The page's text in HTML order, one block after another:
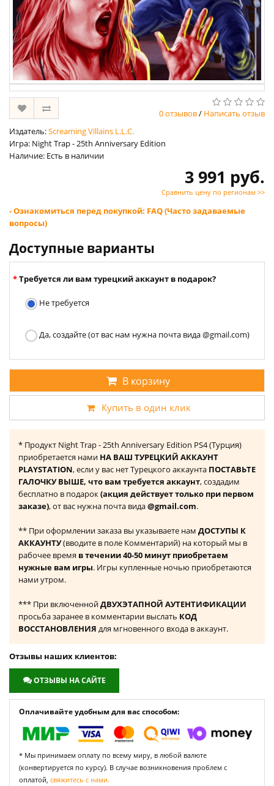
0 отзывов/ Написать отзыв
Издатель:Screaming Villains L.L.C.
Игра: Night Trap - 25th Anniversary Edition
Наличие: Есть в наличии
3 991 руб.
Сравнить цену по регионам >>
- Ознакомиться перед покупкой: FAQ (Часто задаваемые
вопросы)
Доступные варианты
Требуется ли вам турецкий аккаунт в подарок?
Не требуется
Да, создайте (от вас нам нужна почта вида @gmail.com)
В корзину
Купить в один клик
* Продукт Night Trap - 25th Anniversary Edition PS4 (Турция)
приобретается нами НА ВАШ ТУРЕЦКИЙ АККАУНТ
PLAYSTATION, если у вас нет Турецкого аккаунта ПОСТАВЬТЕ
ГАЛОЧКУ ВЫШЕ, что вам требуется аккаунт, создадим
бесплатно в подарок(акция действует только при первом
заказе), от вас нужна почта вида@gmail.com.
** При оформлении заказа вы указываете нам ДОСТУПЫ К
АККАУНТУ(вводите в поле Комментарий) на который мы в
рабочее время в течении 40-50 минут приобретаем
нужные вам игры. Игры купленные ночью приобретаются
нами утром.
*** При включеннойДВУХЭТАПНОЙ АУТЕНТИФИКАЦИИ
просьба заранее в комментарии выслать КОД
ВОССТАНОВЛЕНИЯ для мгновенного входа в аккаунт.
Отзывы наших клиентов:
ОТЗЫВЫ НА САЙТЕ
Оплачивайте удобным для вас способом:
* Мы принимаем оплату по всему миру, в любой валюте
(конвертируется по курсу). В случае возникновения проблем с
оплатой, свяжитесь с нами.